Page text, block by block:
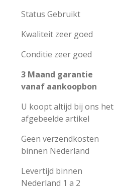
Status Gebruikt
Kwaliteit zeer goed
Conditie zeer goed
3 Maand garantie
vanaf aankoopbon
U koopt altijd bij ons het
afgebeelde artikel
Geen verzendkosten
binnen Nederland
Levertijd binnen
Nederland 1 a 2